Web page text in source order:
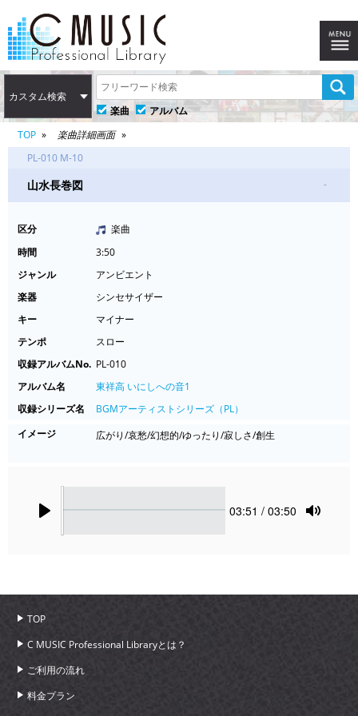
カスタム検索
楽曲
アルバム
TOP
楽曲詳細画面
PL-010 M-10
山水長巻図 -
区分
楽曲
時間
3:50
ジャンル
アンビエント
楽器
シンセサイザー
キー
マイナー
テンポ
スロー
収録アルバムNo. PL-010
アルバム名
東祥高 いにしへの音1
収録シリーズ名
BGMアーティストシリーズ（PL）
イメージ
広がり/哀愁/幻想的/ゆったり/寂しさ/創生
Current
03:51 / 03:50
TOP
C MUSIC Professional Libraryとは？
ご利用の流れ
料金プラン